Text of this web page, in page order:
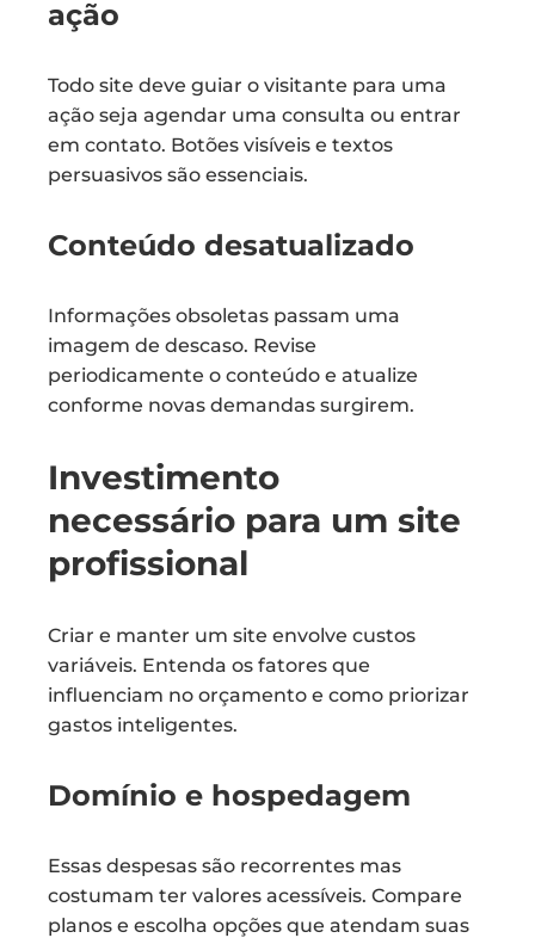
ação
Todo site deve guiar o visitante para uma
ação seja agendar uma consulta ou entrar
em contato. Botões visíveis e textos
persuasivos são essenciais.
Conteúdo desatualizado
Informações obsoletas passam uma
imagem de descaso. Revise
periodicamente o conteúdo e atualize
conforme novas demandas surgirem.
Investimento
necessário para um site
profissional
Criar e manter um site envolve custos
variáveis. Entenda os fatores que
influenciam no orçamento e como priorizar
gastos inteligentes.
Domínio e hospedagem
Essas despesas são recorrentes mas
costumam ter valores acessíveis. Compare
planos e escolha opções que atendam suas